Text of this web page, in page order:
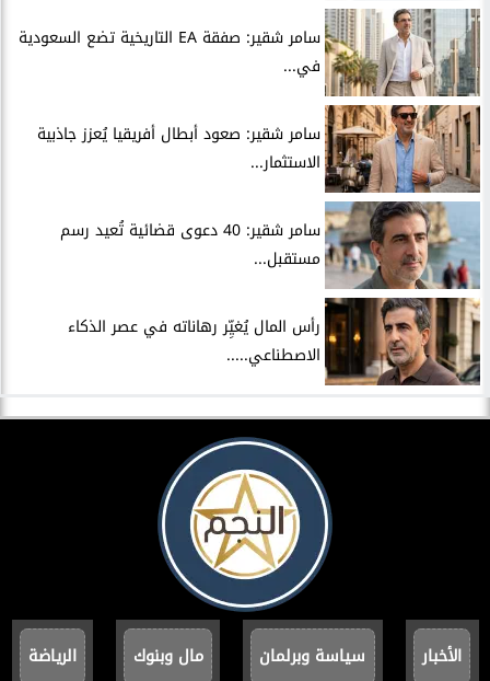
سامر شقير: صفقة EA التاريخية تضع السعودية
في...
سامر شقير: صعود أبطال أفريقيا يُعزز جاذبية
الاستثمار...
سامر شقير: 40 دعوى قضائية تُعيد رسم
مستقبل...
رأس المال يُغيِّر رهاناته في عصر الذكاء
الاصطناعي.....
الأخبار سياسة وبرلمان مال وبنوك الرياضة